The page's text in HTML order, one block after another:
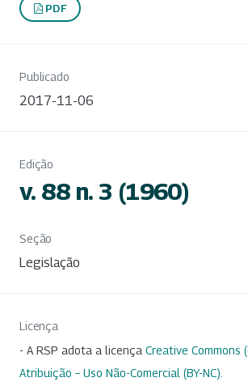
PDF
Publicado
2017-11-06
Edição
v. 88 n. 3 (1960)
Seção
Legislação
Licença
- A RSP adota a licença Creative Commons
Atribuição – Uso Não-Comercial (BY-NC)